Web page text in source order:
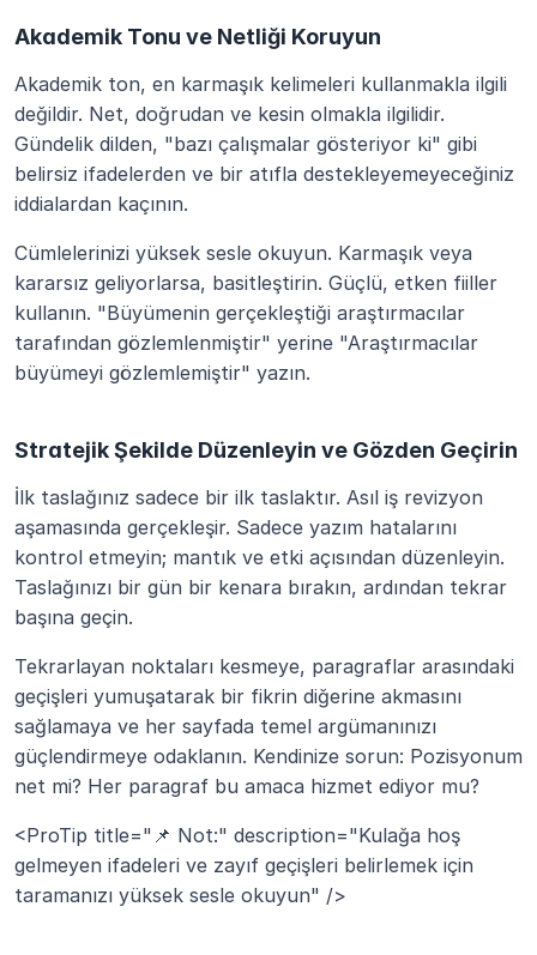
Akademik Tonu ve Netliği Koruyun
Akademik ton, en karmaşık kelimeleri kullanmakla ilgili
değildir. Net, doğrudan ve kesin olmakla ilgilidir.
Gündelik dilden, "bazı çalışmalar gösteriyor ki" gibi
belirsiz ifadelerden ve bir atıfla destekleyemeyeceğiniz
iddialardan kaçının.
Cümlelerinizi yüksek sesle okuyun. Karmaşık veya
kararsız geliyorlarsa, basitleştirin. Güçlü, etken fiiller
kullanın. "Büyümenin gerçekleştiği araştırmacılar
tarafından gözlemlenmiştir" yerine "Araştırmacılar
büyümeyi gözlemlemiştir" yazın.
Stratejik Şekilde Düzenleyin ve Gözden Geçirin
İlk taslağınız sadece bir ilk taslaktır. Asıl iş revizyon
aşamasında gerçekleşir. Sadece yazım hatalarını
kontrol etmeyin; mantık ve etki açısından düzenleyin.
Taslağınızı bir gün bir kenara bırakın, ardından tekrar
başına geçin.
Tekrarlayan noktaları kesmeye, paragraflar arasındaki
geçişleri yumuşatarak bir fikrin diğerine akmasını
sağlamaya ve her sayfada temel argümanınızı
güçlendirmeye odaklanın. Kendinize sorun: Pozisyonum
net mi? Her paragraf bu amaca hizmet ediyor mu?
<ProTip title="📌 Not:" description="Kulağa hoş
gelmeyen ifadeleri ve zayıf geçişleri belirlemek için
taramanızı yüksek sesle okuyun" />